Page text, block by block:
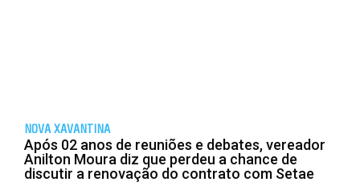
NOVA XAVANTINA
Após 02 anos de reuniões e debates, vereador
Anilton Moura diz que perdeu a chance de
discutir a renovação do contrato com Setae